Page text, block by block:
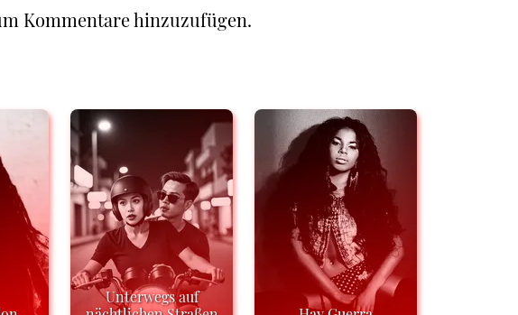
Kommentare hinzuzufügen.
Unterwegs auf